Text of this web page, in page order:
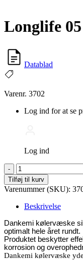
Longlife
Datablad
Varenr. 3702
Log ind for at se
Log ind
-
Longlife
05
Gul
2,5L
antal
Tilføj til kurv
Varenummer (SKU):
Beskrivelse
Dankemi kølervæske
optimalt hele året rundt.
Produktet beskytter
korrosion og
Dankemi kølervæske